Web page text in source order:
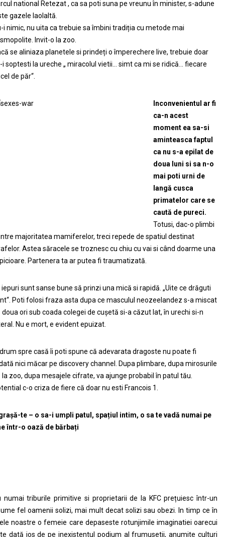
national Retezat , ca sa poti suna pe vreunu în minister, s-adune
gazele laolaltă.
i nimic, nu uita ca trebuie sa îmbini tradiția cu metode mai
Invit-o la zoo.
se aliniaza planetele si prindeți o împerechere live, trebuie doar
i soptesti la ureche „ miracolul vietii… simt ca mi se ridică… fiecare
de păr“.
Inconvenientul ar fi
ca-n acest
moment ea sa-si
aminteasca faptul
ca nu s-a epilat de
doua luni si sa n-o
mai poti urni de
langă cusca
primatelor care se
caută de pureci.
Totusi, dac-o plimbi
majoritatea mamiferelor, treci repede de spatiul destinat
Astea săracele se troznesc cu chiu cu vai si când doarme una
Partenera ta ar putea fi traumatizată.
iepuri sunt sanse bune să prinzi una mică si rapidă. „Uite ce drăguti
Poti folosi fraza asta dupa ce masculul neozeelandez s-a miscat
doua ori sub coada colegei de cușetă si-a căzut lat, în urechi si-n
Nu e mort, e evident epuizat.
spre casă îi poti spune că adevarata dragoste nu poate fi
nici măcar pe discovery channel. Dupa plimbare, dupa mirosurile
la zoo, dupa mesajele cifrate, va ajunge probabil în patul tău.
c-o criza de fiere că doar nu esti Francois 1.
te – o sa-i umpli patul, spațiul intim, o sa te vadă numai pe
într-o oază de bărbați
numai triburile primitive si proprietarii de la KFC prețuiesc într-un
fel oamenii solizi, mai mult decat solizi sau obezi. In timp ce în
noastre o femeie care depaseste rotunjimile imaginatiei oarecui
dată jos de pe inexistentul podium al frumusetii, anumite culturi